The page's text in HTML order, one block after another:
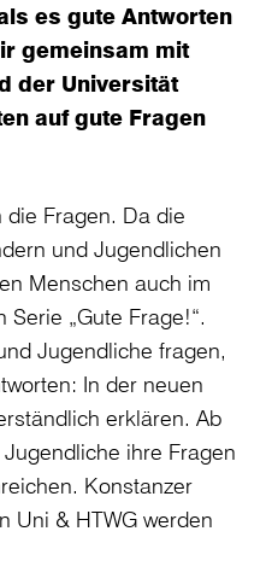
es gute Antworten
gemeinsam mit
der Universität
auf gute Fragen
die Fragen. Da die
und Jugendlichen
Menschen auch im
„Gute Frage!“.
Jugendliche fragen,
In der neuen
erklären. Ab
ihre Fragen
Konstanzer
Uni & HTWG werden